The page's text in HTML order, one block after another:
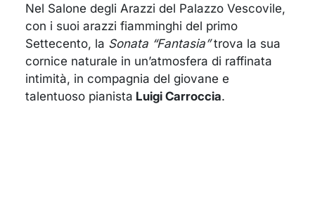
Nel Salone degli Arazzi del Palazzo Vescovile,
con i suoi arazzi fiamminghi del primo
Settecento, la Sonata “Fantasia”trova la sua
cornice naturale in un’atmosfera di raffinata
intimità, in compagnia del giovane e
talentuoso pianista Luigi Carroccia.